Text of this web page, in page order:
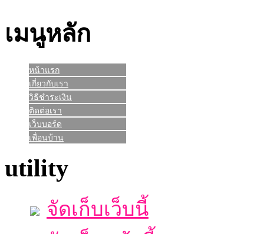
เมนูหลัก
หน้าแรก
เกี่ยวกับเรา
วิธีชำระเงิน
ติดต่อเรา
เว็บบอร์ด
เพื่อนบ้าน
utility
จัดเก็บเว็บนี้